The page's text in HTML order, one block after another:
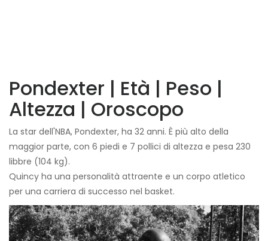
Pondexter | Età | Peso |
Altezza | Oroscopo
La star dell'NBA, Pondexter, ha 32 anni. È più alto della
maggior parte, con 6 piedi e 7 pollici di altezza e pesa 230
libbre (104 kg).
Quincy ha una personalità attraente e un corpo atletico
per una carriera di successo nel basket.